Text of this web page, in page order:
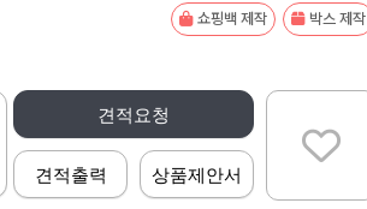
쇼핑백 제작 박스 제작
견적요청
견적출력 상품제안서